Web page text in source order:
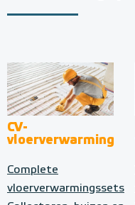
CV-
vloerverwarming
Complete
vloerverwarmingssets